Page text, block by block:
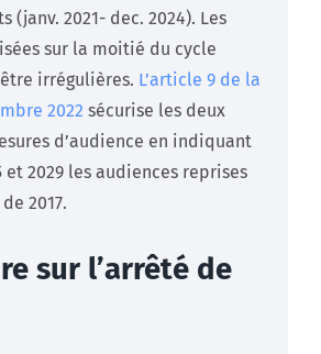
(janv. 2021- dec. 2024). Les
sur la moitié du cycle
irrégulières. L’article 9 de la
2022 sécurise les deux
d’audience en indiquant
et 2029 les audiences reprises
2017.
sur l’arrêté de